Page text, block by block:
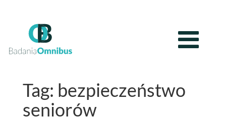
Tag: bezpieczeństwo
seniorów